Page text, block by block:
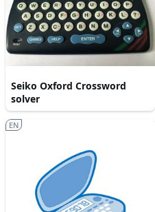
Seiko Oxford Crossword
solver
EN